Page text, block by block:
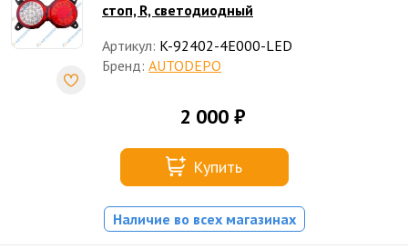
стоп, R, светодиодный
Артикул: K-92402-4E000-LED
Бренд: AUTODEPO
2 000 ₽
Купить
Наличие во всех магазинах